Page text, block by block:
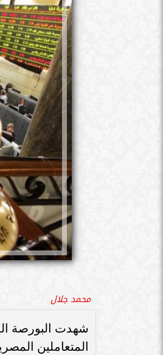
محمد جلال
شهدت البورصة
المتعاملين